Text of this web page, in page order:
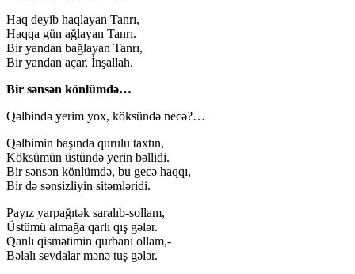
Haq deyib haqlayan Tanrı,
Haqqa gün ağlayan Tanrı.
Bir yandan bağlayan Tanrı,
Bir yandan açar, İnşallah.
Bir sənsən könlümdə…
Qəlbində yerim yox, köksündə necə?…
Qəlbimin başında qurulu taxtın,
Köksümün üstündə yerin bəllidi.
Bir sənsən könlümdə, bu gecə haqqı,
Bir də sənsizliyin sitəmləridi.
Payız yarpağıtək saralıb-sollam,
Üstümü almağa qarlı qış gələr.
Qanlı qismətimin qurbanı ollam,-
Bəlalı sevdalar mənə tuş gələr.